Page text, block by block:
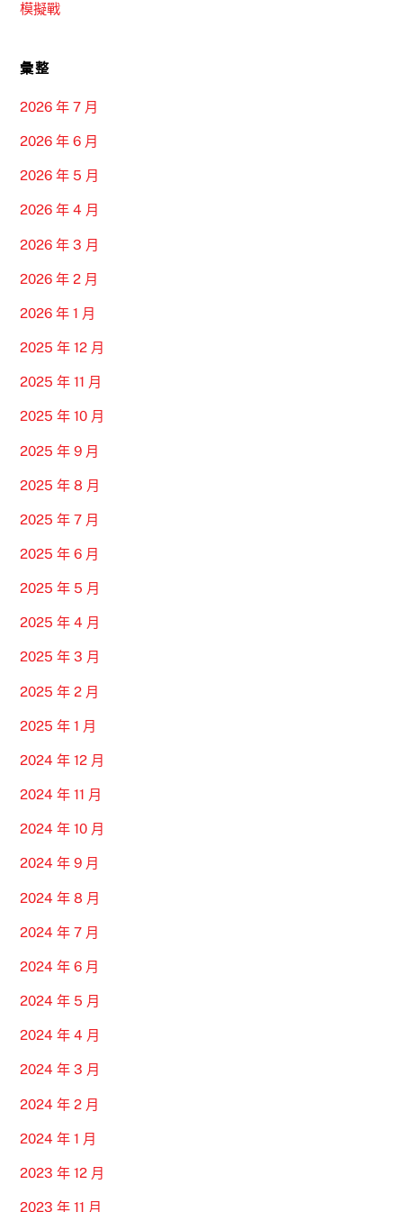
模擬戰
彙整
2026 年 7 月
2026 年 6 月
2026 年 5 月
2026 年 4 月
2026 年 3 月
2026 年 2 月
2026 年 1 月
2025 年 12 月
2025 年 11 月
2025 年 10 月
2025 年 9 月
2025 年 8 月
2025 年 7 月
2025 年 6 月
2025 年 5 月
2025 年 4 月
2025 年 3 月
2025 年 2 月
2025 年 1 月
2024 年 12 月
2024 年 11 月
2024 年 10 月
2024 年 9 月
2024 年 8 月
2024 年 7 月
2024 年 6 月
2024 年 5 月
2024 年 4 月
2024 年 3 月
2024 年 2 月
2024 年 1 月
2023 年 12 月
2023 年 11 月